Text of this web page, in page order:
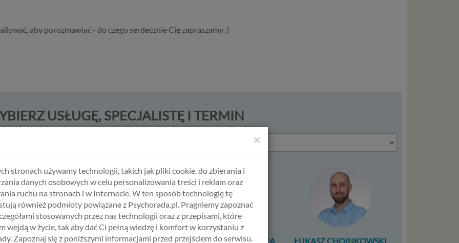
aby porozmawiać - do czego serdecznie Cię zapraszamy :)
USŁUGĘ, SPECJALISTĘ I TERMIN
ALICJA KRAWCZYK HANNA ŚWIERCZEWSKA ŁUKASZ CHOINKOWSKI
×
stronach używamy technologii, takich jak pliki cookie, do zbierania i
danych osobowych w celu personalizowania treści i reklam oraz
ruchu na stronach i w Internecie. W ten sposób technologię tę
również podmioty powiązane z Psychorada.pl. Pragniemy zapoznać
stosowanych przez nas technologii oraz z przepisami, które
wejdą w życie, tak aby dać Ci pełną wiedzę i komfort w korzystaniu z
Zapoznaj się z poniższymi informacjami przed przejściem do serwisu.